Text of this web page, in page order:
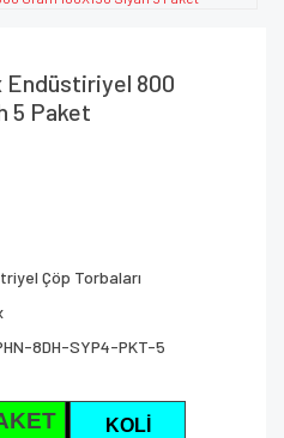
Endüstiriyel 800
5 Paket
Çöp Torbaları
8DH-SYP4-PKT-5
KOLİ